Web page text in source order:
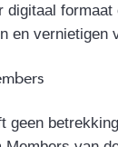
digitaal formaat
en vernietigen
geen